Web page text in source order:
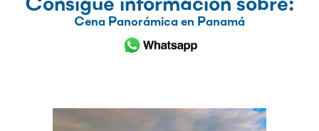
Consigue información sobre:
Cena Panorámica en Panamá